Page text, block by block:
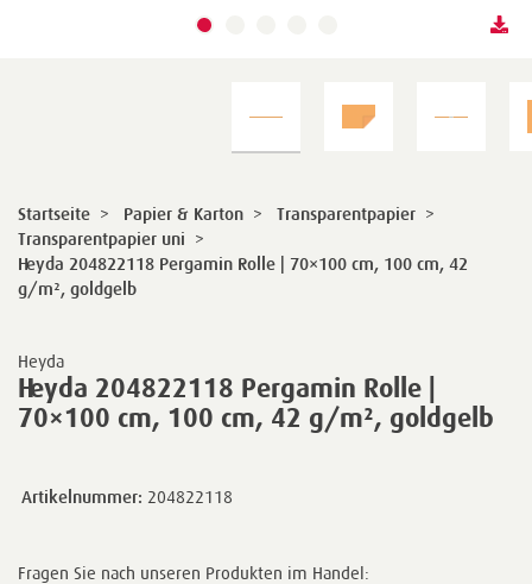
Heyda
Heyda 204822118 Pergamin Rolle |
70×100 cm, 100 cm, 42 g/m², goldgelb
Startseite > Papier & Karton > Transparentpapier >
Transparentpapier uni >
Heyda 204822118 Pergamin Rolle | 70×100 cm, 100 cm, 42
g/m², goldgelb
Artikelnummer: 204822118
Fragen Sie nach unseren Produkten im Handel: